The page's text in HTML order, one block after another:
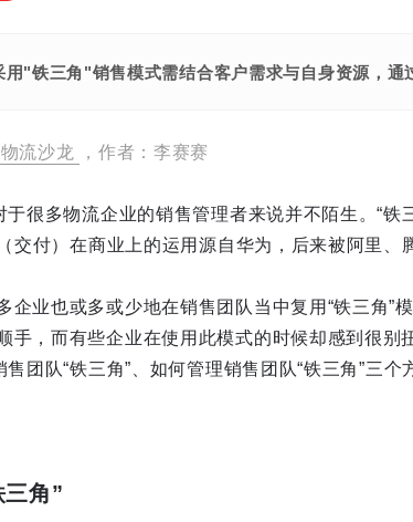
用"铁三角"销售模式需结合客户需求与自身资源，
物流沙龙 ，作者：李赛赛
于很多物流企业的销售管理者来说并不陌生。“
交付）在商业上的运用源自华为，后来被阿里、
企业也或多或少地在销售团队当中复用“铁三角
手，而有些企业在使用此模式的时候却感到很别
售团队“铁三角”、如何管理销售团队“铁三角”三个
角”